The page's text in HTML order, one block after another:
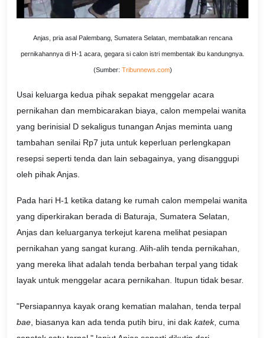
Anjas, pria asal Palembang, Sumatera Selatan, membatalkan rencana
pernikahannya di H-1 acara, gegara si calon istri membentak ibu kandungnya.
(Sumber: Tribunnews.com)
Usai keluarga kedua pihak sepakat menggelar acara
pernikahan dan membicarakan biaya, calon mempelai wanita
yang berinisial D sekaligus tunangan Anjas meminta uang
tambahan senilai Rp7 juta untuk keperluan perlengkapan
resepsi seperti tenda dan lain sebagainya, yang disanggupi
oleh pihak Anjas.
Pada hari H-1 ketika datang ke rumah calon mempelai wanita
yang diperkirakan berada di Baturaja, Sumatera Selatan,
Anjas dan keluarganya terkejut karena melihat pesiapan
pernikahan yang sangat kurang. Alih-alih tenda pernikahan,
yang mereka lihat adalah tenda berbahan terpal yang tidak
layak untuk menggelar acara pernikahan. Itupun tidak besar.
"Persiapannya kayak orang kematian malahan, tenda terpal
bae , biasanya kan ada tenda putih biru, ini dak katek, cuma